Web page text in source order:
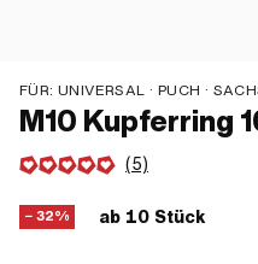
FÜR: UNIVERSAL · PUCH · SACHS ·
M10 Kupferring
(5)
− 32% ab 10 Stück